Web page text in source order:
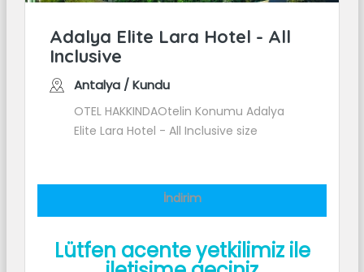
Adalya Elite Lara Hotel - All
Inclusive
Antalya / Kundu
OTEL HAKKINDAOtelin Konumu Adalya
Elite Lara Hotel - All Inclusive size
İndirim
Lütfen acente yetkilimiz ile